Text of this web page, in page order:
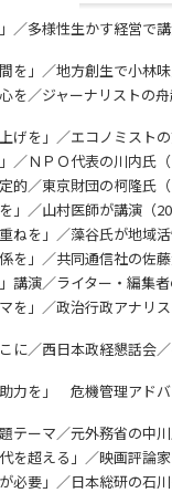
多様性生かす経営で
」／地方創生で小林
／ジャーナリストの
を」／エコノミスト
ＮＰＯ代表の川内氏
／東京財団の柯隆氏
」／山村医師が講演（
を」／藻谷氏が地域
」／共同通信社の佐
演／ライター・編集
」／政治行政アナリ
／西日本政経懇話会／
力を」 危機管理アド
ーマ／元外務省の中
超える」／映画評論
要」／日本総研の石